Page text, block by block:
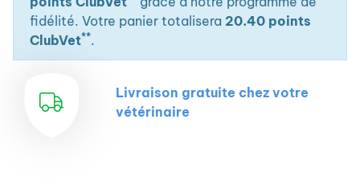
fidélité. Votre panier totalisera 20.40 points
ClubVet**.
Livraison gratuite chez votre
vétérinaire